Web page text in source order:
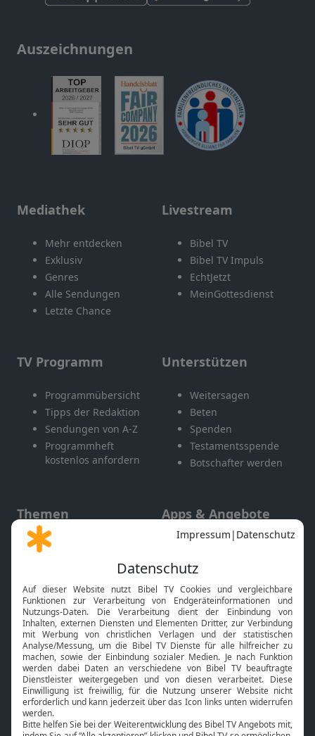
Auszeichnungen
Mediathek
Mehr entdecken
Exklusiv
Genres
Alle Sendungen
Letzte Chance
Livestream
Bibel TV
Bibel TV Impuls
EchtJetzt
MeinGottesdienst
TV Programm
Programmübersicht
Tipps der Redaktion
Sendungen von A-Z
Programmheft
kostenlos anfordern
Unterstützen
Weitersagen
Beten
Spenden
Testamentsspende
Botschafter werden
Themen
Gott und Bibel erklärt
Neuigkeiten
Apps & Angebote
Mobile App
Smart TV
HbbTV
Bibelthek Online-Bibel
Nächster Gottesdienst
Bibel TV
Über uns
Service
Kontakt